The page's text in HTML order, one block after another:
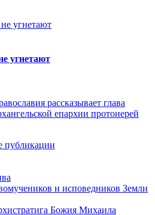
угнетают
рассказывает глава
епархии протоиерей
публикации